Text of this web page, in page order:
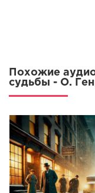
Похожие
судьбы - О.